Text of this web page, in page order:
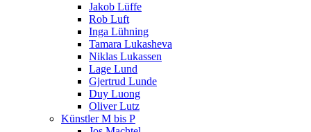
Jakob Lüffe
Rob Luft
Inga Lühning
Tamara Lukasheva
Niklas Lukassen
Lage Lund
Gjertrud Lunde
Duy Luong
Oliver Lutz
Künstler M bis P